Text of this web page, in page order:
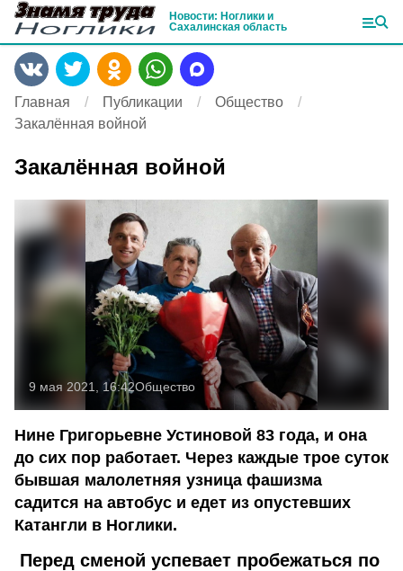
Новости: Ноглики и
Сахалинская область
Главная Публикации
Общество
Закалённая войной
Закалённая войной
9 мая 2021, 16:42Общество
Нине Григорьевне Устиновой 83 года, и она
до сих пор работает. Через каждые трое суток
бывшая малолетняя узница фашизма
садится на автобус и едет из опустевших
Катангли в Ноглики.
Перед сменой успевает пробежаться по